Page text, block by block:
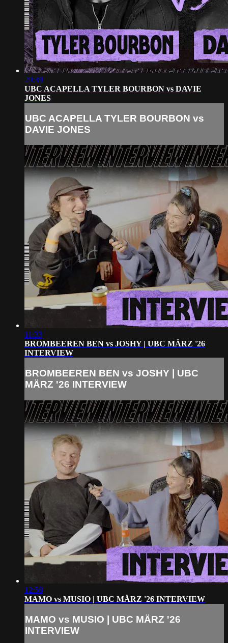
29:39
UBC ACAPELLA TYLER BOURBON vs DAVIE
JONES
UBC ACAPELLA TYLER BOURBON vs
DAVIE JONES
11:33
BROMBEEREN BEN vs JOSHY | UBC MÄRZ '26
INTERVIEW
BROMBEEREN BEN vs JOSHY | UBC
MÄRZ '26 INTERVIEW
12:58
MAMO vs MUSIO | UBC MÄRZ '26 INTERVIEW
MAMO vs MUSIO | UBC MÄRZ '26
INTERVIEW